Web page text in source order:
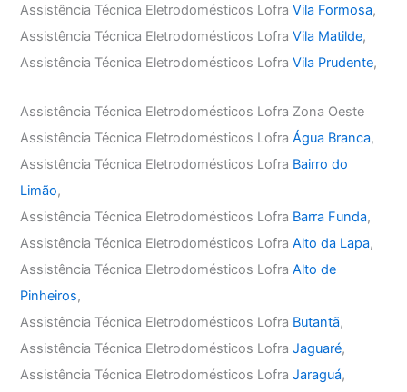
Assistência Técnica Eletrodomésticos LofraVila Formosa,
Assistência Técnica Eletrodomésticos LofraVila Matilde,
Assistência Técnica Eletrodomésticos LofraVila Prudente,
Assistência Técnica Eletrodomésticos Lofra Zona Oeste
Assistência Técnica Eletrodomésticos LofraÁgua Branca,
Assistência Técnica Eletrodomésticos Lofra Bairro do
Limão,
Assistência Técnica Eletrodomésticos Lofra Barra Funda,
Assistência Técnica Eletrodomésticos LofraAlto da Lapa,
Assistência Técnica Eletrodomésticos LofraAlto de
Pinheiros,
Assistência Técnica Eletrodomésticos Lofra Butantã,
Assistência Técnica Eletrodomésticos LofraJaguaré,
Assistência Técnica Eletrodomésticos LofraJaraguá,